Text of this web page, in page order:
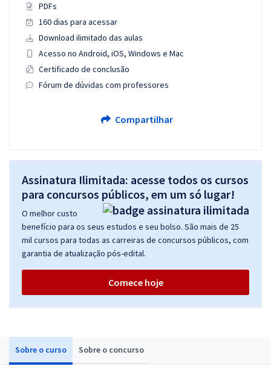
Sobre o curso Sobre o concurso
PDFs
160 dias para acessar
Download ilimitado das aulas
Acesso no Android, iOS, Windows e Mac
Certificado de conclusão
Fórum de dúvidas com professores
Compartilhar
Assinatura Ilimitada: acesse todos os cursos
para concursos públicos, em um só lugar!
O melhor custo
benefício para os seus estudos e seu bolso. São mais de 25
mil cursos para todas as carreiras de concursos públicos, com
garantia de atualização pós-edital.
Comece hoje